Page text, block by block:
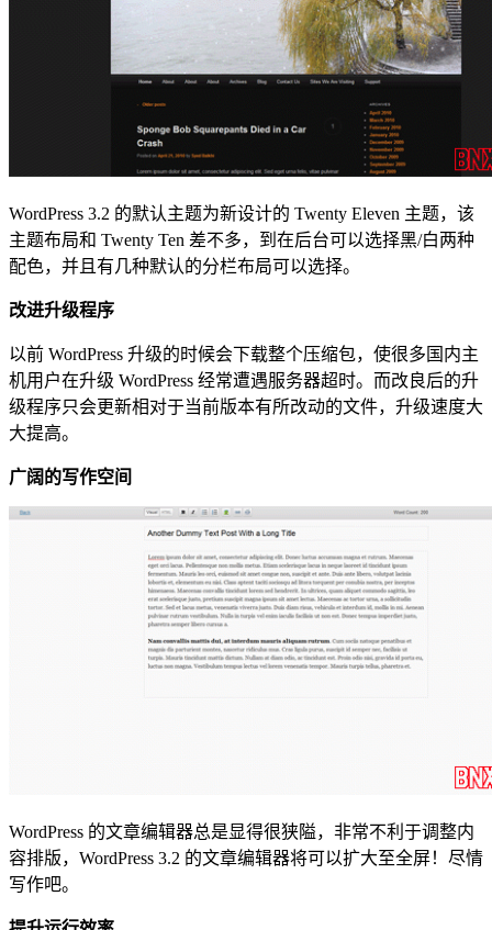
WordPress 3.2 的默认主题为新设计的 Twenty Eleven 主题，该
主题布局和 Twenty Ten 差不多，到在后台可以选择黑/白两种
配色，并且有几种默认的分栏布局可以选择。
改进升级程序
以前 WordPress 升级的时候会下载整个压缩包，使很多国内主
机用户在升级 WordPress 经常遭遇服务器超时。而改良后的升
级程序只会更新相对于当前版本有所改动的文件，升级速度大
大提高。
广阔的写作空间
WordPress 的文章编辑器总是显得很狭隘，非常不利于调整内
容排版，WordPress 3.2 的文章编辑器将可以扩大至全屏！尽情
写作吧。